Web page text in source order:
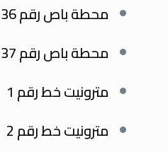
محطة باص رقم 136
محطة باص رقم 37
مترونيت خط رقم 1
مترونيت خط رقم 2